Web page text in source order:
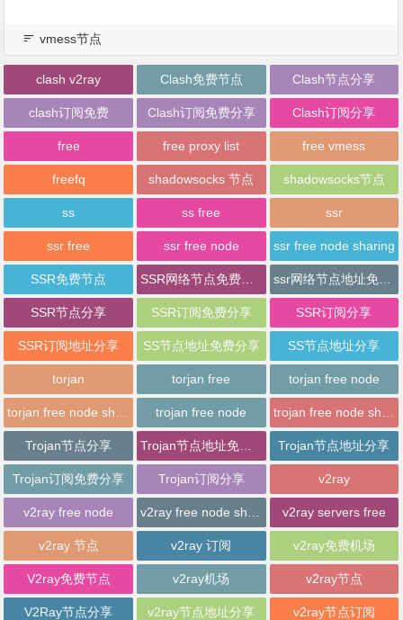
vmess节点
clash v2ray Clash免费节点 Clash节点分享
clash订阅免费 Clash订阅免费分享 Clash订阅分享
free free proxy list free vmess
freefq shadowsocks 节点 shadowsocks节点
ss ss free ssr
ssr free ssr free node ssr free node sharing
SSR免费节点
SSR节点分享 SSR订阅免费分享 SSR订阅分享
SSR订阅地址分享 SS节点地址免费分享 SS节点地址分享
torjan torjan free torjan free node
trojan free node
Trojan节点分享 Trojan节点地址分享
Trojan订阅免费分享 Trojan订阅分享 v2ray
v2ray free node v2ray servers free
v2ray 节点 v2ray 订阅 v2ray免费机场
V2ray免费节点 v2ray机场 v2ray节点
V2Ray节点分享 v2ray节点地址分享 v2ray节点订阅